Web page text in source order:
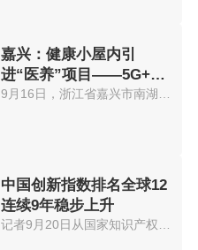
嘉兴：健康小屋内引
进“医养”项目——5G+云
诊室
中国创新指数排名全球12
连续9年稳步上升